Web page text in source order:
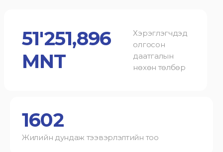
51'251,896
MNT
Хэрэглэгчдэд
олгосон
даатгалын
нөхөн төлбөр
1602
Жилийн дундаж тээвэрлэлтийн тоо